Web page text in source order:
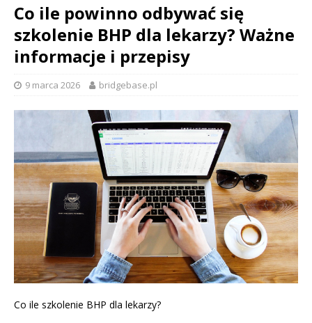
Co ile powinno odbywać się
szkolenie BHP dla lekarzy? Ważne
informacje i przepisy
9 marca 2026 bridgebase.pl
Co ile szkolenie BHP dla lekarzy?